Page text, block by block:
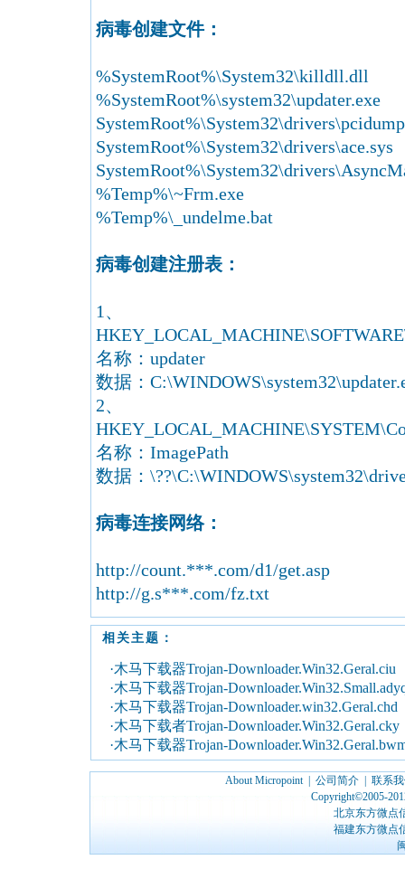
病毒创建文件：
%SystemRoot%\System32\killdll.dll
%SystemRoot%\system32\updater.exe
SystemRoot%\System32\drivers\ace.sys
%Temp%\~Frm.exe
%Temp%\_undelme.bat
病毒创建注册表：
1、
名称：updater
数据：
2、
名称：ImagePath
数据：
病毒连接网络：
http://count.***.com/d1/get.asp
http://g.s***.com/fz.txt
相关主题：
·木马下载器Trojan-Downloader.Win32.Geral.ciu
·木马下载器Trojan-
·木马下载器Trojan-Downloader.win32.Geral.chd
·木马下载者Trojan-Downloader.Win32.Geral.cky
·木马下载器Trojan-
About Micropoint| 公司简介
联系
Copyright©2005-
北京东方微点
福建东方微点